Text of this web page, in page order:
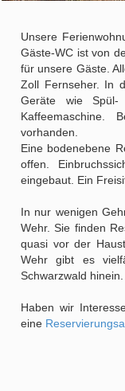
Unsere
Gäste-WC ist von
für unsere Gäste.
Zoll Fernseher. In
Geräte wie Spül-
Kaffeemaschine.
vorhanden.
Eine bodenebene
offen.
eingebaut. Ein
In nur wenigen
Wehr. Sie finden
quasi vor der
Wehr gibt es
Schwarzwald hinein.
Haben wir
eine